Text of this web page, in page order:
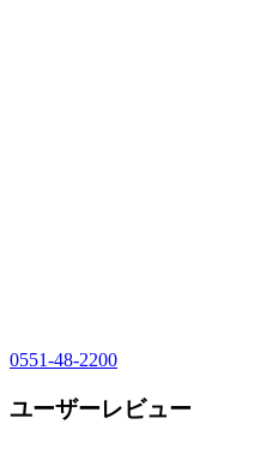
0551-48-2200
ユーザーレビュー